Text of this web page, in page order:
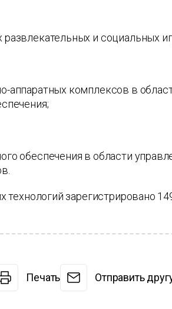
и социальных
аппаратных комплексов в
обеспечения в области
зарегистрировано
Печать Отправить